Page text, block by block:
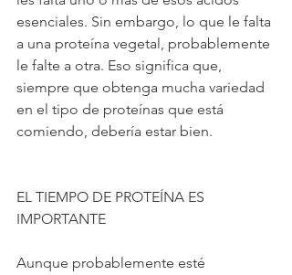
esenciales. Sin embargo, lo que le falta
a una proteína vegetal, probablemente
le falte a otra. Eso significa que,
siempre que obtenga mucha variedad
en el tipo de proteínas que está
comiendo, debería estar bien.
EL TIEMPO DE PROTEÍNA ES
IMPORTANTE
Aunque probablemente esté